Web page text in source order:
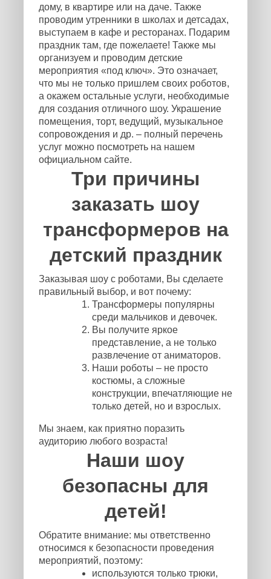
дому, в квартире или на даче. Также
проводим утренники в школах и детсадах,
выступаем в кафе и ресторанах. Подарим
праздник там, где пожелаете! Также мы
организуем и проводим детские
мероприятия «под ключ». Это означает,
что мы не только пришлем своих роботов,
а окажем остальные услуги, необходимые
для создания отличного шоу. Украшение
помещения, торт, ведущий, музыкальное
сопровождения и др. – полный перечень
услуг можно посмотреть на нашем
официальном сайте.
Три причины
заказать шоу
трансформеров на
детский праздник
Заказывая шоу с роботами, Вы сделаете
правильный выбор, и вот почему:
Трансформеры популярны
среди мальчиков и девочек.
Вы получите яркое
представление, а не только
развлечение от аниматоров.
Наши роботы – не просто
костюмы, а сложные
конструкции, впечатляющие не
только детей, но и взрослых.
Мы знаем, как приятно поразить
аудиторию любого возраста!
Наши шоу
безопасны для
детей!
Обратите внимание: мы ответственно
относимся к безопасности проведения
мероприятий, поэтому:
используются только трюки,